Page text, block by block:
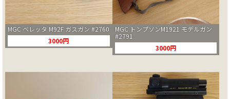
MGC ベレッタ M92F ガスガン #2760
3000円
MGC トンプソンM1921 モデルガン
#2791
3000円